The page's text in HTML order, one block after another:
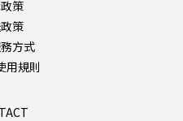
策
策
方式
用規則